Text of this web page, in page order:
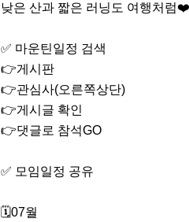
낮은 산과 짧은 러닝도 여행처럼❤️
✅️ 마운틴일정 검색
👉게시판
👉관심사(오른쪽상단)
👉게시글 확인
👉댓글로 참석GO
✅️ 모임일정 공유
🗓07월